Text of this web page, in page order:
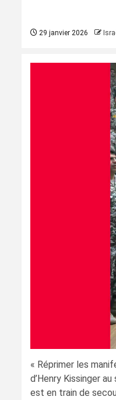
29 janvier 2026
« Réprimer les
d’Henry Kissinger
est en train de